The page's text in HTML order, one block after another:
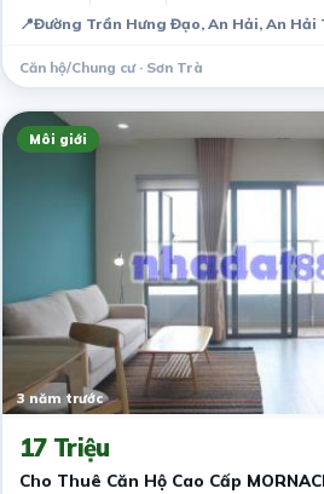
📍Đường Trần Hưng Đạo, An Hải, An
Căn hộ/Chung cư · Sơn Trà
Môi giới
3 năm trước
17 Triệu
Cho Thuê Căn Hộ Cao Cấp